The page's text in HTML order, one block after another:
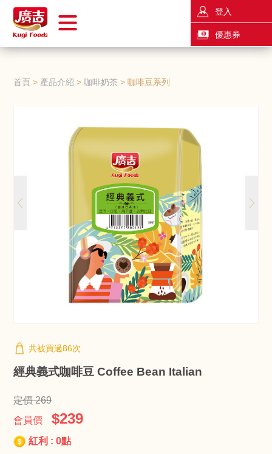
登入
優惠券
首頁 產品介紹 咖啡奶茶 咖啡豆系列
共被買過86次
經典義式咖啡豆 Coffee Bean Italian
定價 269
會員價
$239
紅利 : 0點